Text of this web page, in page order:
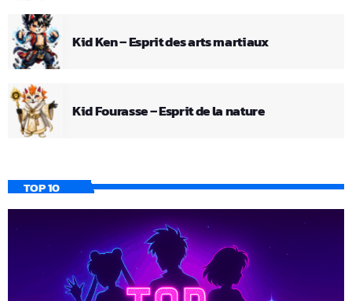
Kid Ken – Esprit des arts martiaux
Kid Fourasse – Esprit de la nature
TOP 10